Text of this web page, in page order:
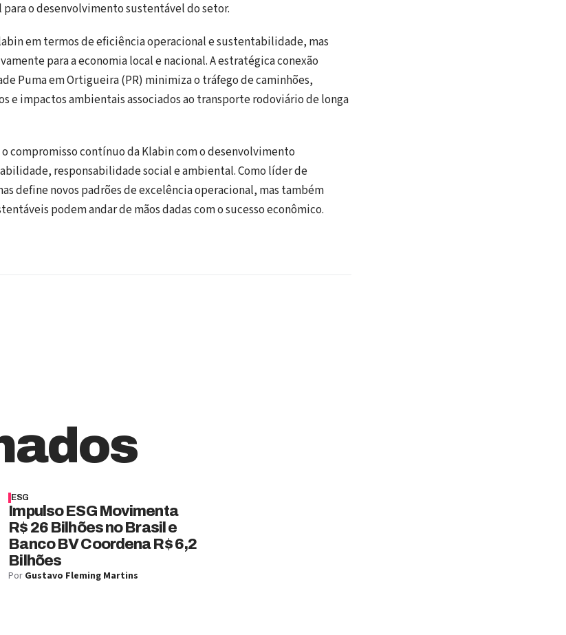
o desenvolvimento sustentável do setor.
em termos de eficiência operacional e sustentabilidade, mas
para a economia local e nacional. A estratégica conexão
Puma em Ortigueira (PR) minimiza o tráfego de caminhões,
e impactos ambientais associados ao transporte rodoviário de longa
compromisso contínuo da Klabin com o desenvolvimento
responsabilidade social e ambiental. Como líder de
define novos padrões de excelência operacional, mas também
podem andar de mãos dadas com o sucesso econômico.
ESG
Impulso ESG Movimenta
R$ 26 Bilhões no Brasil e
Banco BV Coordena R$ 6,2
Bilhões
Por Gustavo Fleming Martins